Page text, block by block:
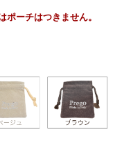
ーチはつきません。